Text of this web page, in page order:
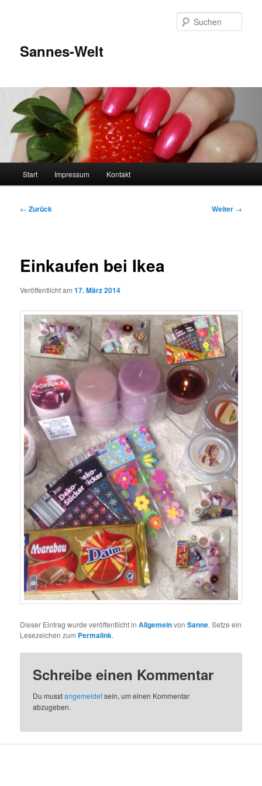
Sannes-Welt
Start Impressum Kontakt
Beitragsnavigation
← Zurück Weiter →
Einkaufen bei Ikea
Veröffentlicht am17. März 2014
Dieser Eintrag wurde veröffentlicht inAllgemeinvonSanne. Setze ein
Lesezeichen zum Permalink.
Schreibe einen Kommentar
Du musstangemeldetsein, um einen Kommentar
abzugeben.